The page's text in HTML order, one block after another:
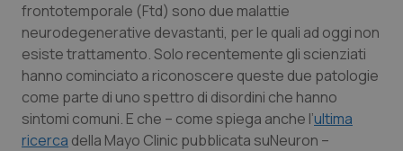
Basilicata
Calabria
Campania
Artrite & artrosi
Asma & BPCO
Car-T
QS Club Newsletter
frontotemporale (Ftd) sono due malattie
neurodegenerative devastanti, per le quali ad oggi non
esiste trattamento. Solo recentemente gli scienziati
hanno cominciato a riconoscere queste due patologie
come parte di uno spettro di disordini che hanno
sintomi comuni. E che – come spiega anche l’ultima
ricerca della Mayo Clinic pubblicata suNeuron –